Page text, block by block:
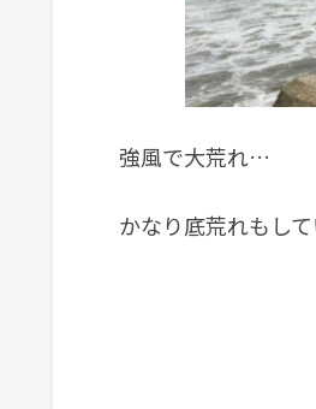
強風で大荒れ…
かなり底荒れもし